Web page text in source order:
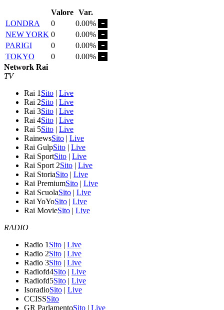
Valore Var.
LONDRA
0
0.00%
NEW YORK 0
0.00%
PARIGI
0
0.00%
TOKYO
0
0.00%
Network Rai
TV
Rai 1 Sito | Live
Rai 2Sito | Live
Rai 3Sito | Live
Rai 4Sito | Live
Rai 5Sito | Live
RainewsSito | Live
Rai GulpSito | Live
Rai SportSito | Live
Rai Sport 2Sito | Live
Rai StoriaSito | Live
Rai PremiumSito | Live
Rai ScuolaSito | Live
Rai YoYoSito | Live
Rai MovieSito | Live
RADIO
Radio 1 Sito | Live
Radio 2Sito | Live
Radio 3Sito | Live
Radiofd4Sito | Live
Radiofd5Sito | Live
IsoradioSito | Live
CCISSSito
GR ParlamentoSito | Live